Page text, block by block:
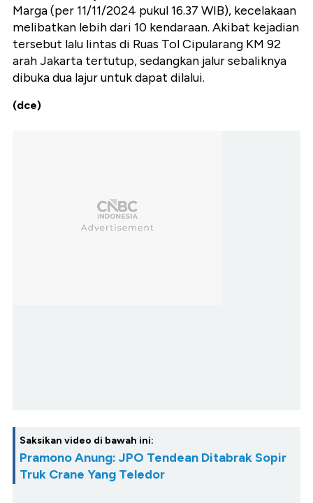
Marga (per 11/11/2024 pukul 16.37 WIB), kecelakaan
melibatkan lebih dari 10 kendaraan. Akibat kejadian
tersebut lalu lintas di Ruas Tol Cipularang KM 92
arah Jakarta tertutup, sedangkan jalur sebaliknya
dibuka dua lajur untuk dapat dilalui.
(dce)
Saksikan video di bawah ini:
Pramono Anung: JPO Tendean Ditabrak Sopir
Truk Crane Yang Teledor